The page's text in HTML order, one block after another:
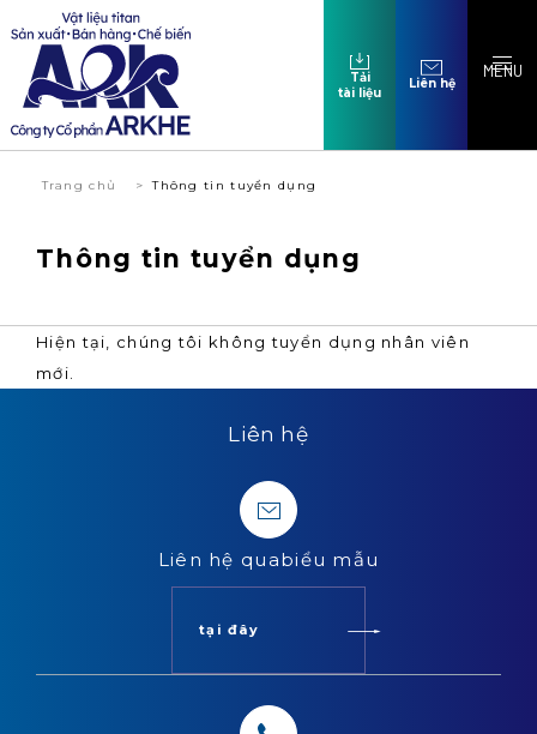
Tải
tài liệu
Liên hệ
MENU
Trang chủ Thông tin tuyển dụng
Thông tin tuyển dụng
Hiện tại, chúng tôi không tuyển dụng nhân viên
mới.
Liên hệ
Liên hệ quabiểu mẫu
tại đây